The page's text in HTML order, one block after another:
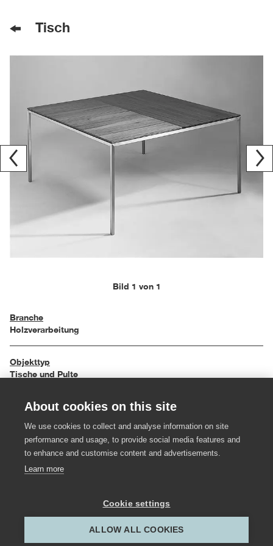
Tisch
Bild 1 von 1
Branche
Holzverarbeitung
Objekttyp
Tische und Pulte
Einreichungsjahr
Material
Kaufmann Zimmerei und Tischlerei
About cookies on this site
We use cookies to collect and analyse information on site
performance and usage, to provide social media features and
to enhance and customise content and advertisements.
Learn more
Cookie settings
ALLOW ALL COOKIES